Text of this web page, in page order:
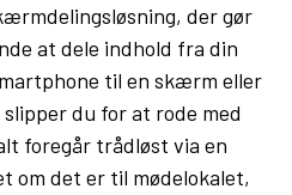
der gør
at dele indhold fra din
til en skærm eller
du for at rode med
foregår trådløst via en
om det er til mødelokalet,